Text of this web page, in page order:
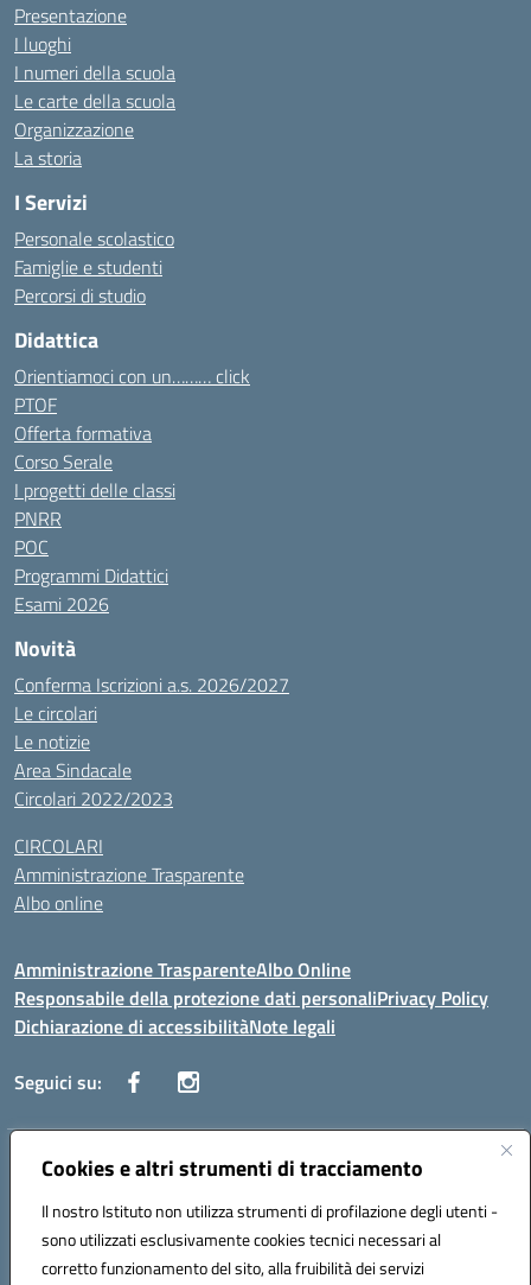
Cookies e altri strumenti di tracciamento
Il nostro Istituto non utilizza strumenti di profilazione degli utenti -
sono utilizzati esclusivamente cookies tecnici necessari al
corretto funzionamento del sito, alla fruibilità dei servizi
Presentazione
I luoghi
I numeri della scuola
Le carte della scuola
Organizzazione
La storia
I Servizi
Personale scolastico
Famiglie e studenti
Percorsi di studio
Didattica
Orientiamoci con un……… click
PTOF
Offerta formativa
Corso Serale
I progetti delle classi
PNRR
POC
Programmi Didattici
Esami 2026
Novità
Conferma Iscrizioni a.s. 2026/2027
Le circolari
Le notizie
Area Sindacale
Circolari 2022/2023
CIRCOLARI
Amministrazione Trasparente
Albo online
Amministrazione TrasparenteAlbo Online
Responsabile della protezione dati personaliPrivacy Policy
Dichiarazione di accessibilitàNote legali
Seguici su:
Indirizzo:Corso Vittorio Emanuele, 27 90133 - Palermo
Posta elettronica certificata (PEC):pais03600r@pec.istruzione.it
Codice fiscale: 97308550827